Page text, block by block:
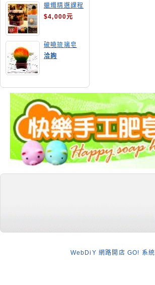
蠟燭精選課程
$4,000元
破曉琉璃皂
洽詢
WebDiY 網路開店 GO! 系統